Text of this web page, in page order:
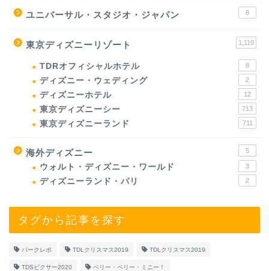
ユニバーサル・スタジオ・ジャパン 8
東京ディズニーリゾート 1,119
TDRオフィシャルホテル 8
ディズニー・ウェディング 2
ディズニーホテル 12
東京ディズニーシー 713
東京ディズニーランド 711
海外ディズニー 5
ウォルト・ディズニー・ワールド 3
ディズニーランド・パリ 2
タグから記事を探す
パークレポ TDLクリスマス2019 TDLクリスマス2019
TDSピクサー2020 ベリー・ベリー・ミニー！